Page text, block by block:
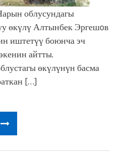
облусундагы
өкүлү Алтынбек Эргешoв
иштетүү боюнча эч
айтты.
өкүлүнүн басма
[…]